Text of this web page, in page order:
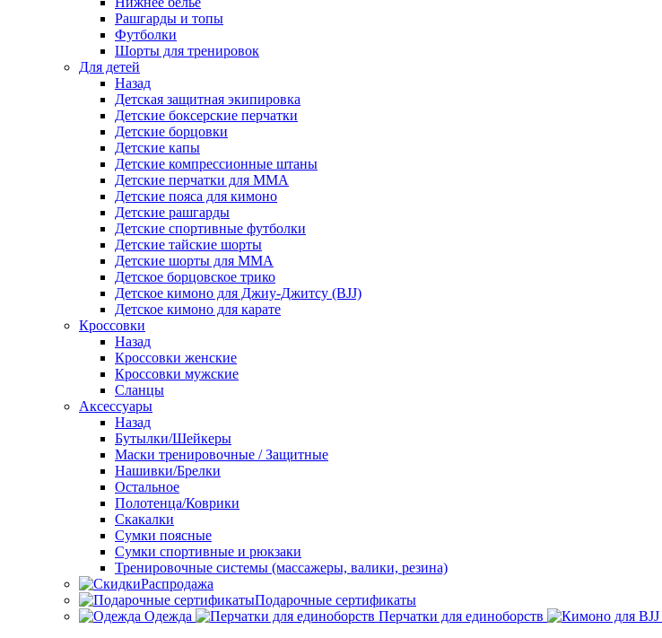
Рашгарды и топы
Футболки
Шорты для тренировок
Для детей
Назад
Детская защитная экипировка
Детские боксерские перчатки
Детские борцовки
Детские капы
Детские компрессионные штаны
Детские перчатки для ММА
Детские пояса для кимоно
Детские рашгарды
Детские спортивные футболки
Детские тайские шорты
Детские шорты для ММА
Детское борцовское трико
Детское кимоно для Джиу-Джитсу (BJJ)
Детское кимоно для карате
Кроссовки
Назад
Кроссовки женские
Кроссовки мужские
Сланцы
Аксессуары
Назад
Бутылки/Шейкеры
Маски тренировочные / Защитные
Нашивки/Брелки
Остальное
Полотенца/Коврики
Скакалки
Сумки поясные
Сумки спортивные и рюкзаки
Тренировочные системы (массажеры, валики, резина)
Распродажа
Подарочные сертификаты
Одежда
Перчатки для единоборств